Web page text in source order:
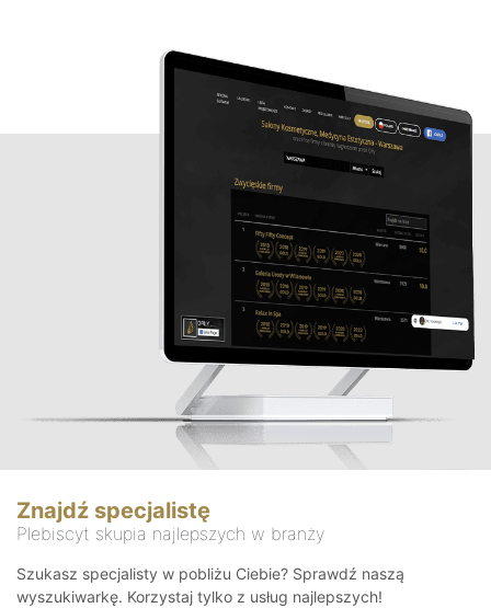
Znajdź specjalistę
Plebiscyt skupia najlepszych w branży
Szukasz specjalisty w pobliżu Ciebie? Sprawdź naszą
wyszukiwarkę. Korzystaj tylko z usług najlepszych!